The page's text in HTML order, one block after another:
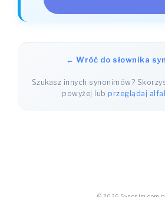
← Wróć do słownika
Szukasz innych synonimów?
powyżej lubprzeglądaj